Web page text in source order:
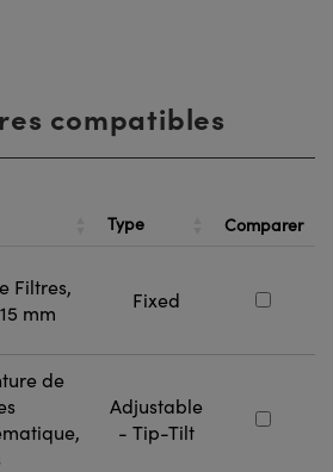
compatibles
Type Comparer
Filtres,
mm
Fixed
de
Adjustable
- Tip-Tilt